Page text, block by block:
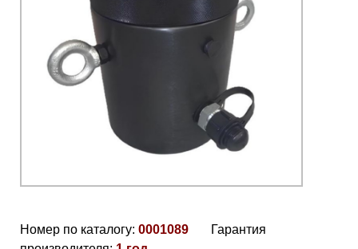
Номер по каталогу: 0001089
Гарантия